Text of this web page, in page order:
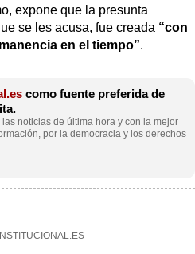
expone que la presunta
se les acusa, fue creada “con
en el tiempo”.
como fuente preferida de
noticias de última hora y con la mejor
por la democracia y los derechos